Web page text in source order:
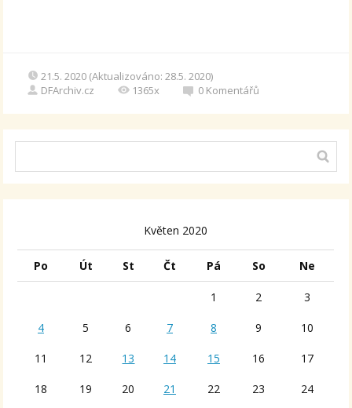
21.5. 2020 (Aktualizováno: 28.5. 2020)
DFArchiv.cz
1365x 0 Komentářů
Květen 2020
Po Út St Čt Pá So Ne
1 2 3
4 5 6 7 8 9 10
11 12 13 14 15 16 17
18 19 20 21 22 23 24